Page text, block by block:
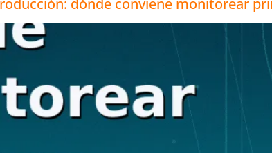
dónde conviene monitorear